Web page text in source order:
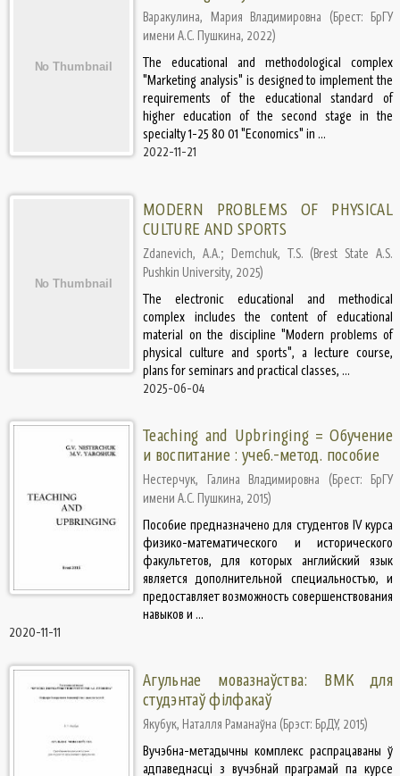
Варакулина, Мария Владимировна (Брест: БрГУ
имени А.С. Пушкина, 2022)
The educational and methodological complex
"Marketing analysis" is designed to implement the
requirements of the educational standard of
higher education of the second stage in the
specialty 1-25 80 01 "Economics" in ...
2022-11-21
MODERN PROBLEMS OF PHYSICAL
CULTURE AND SPORTS
Zdanevich, A.A.; Demchuk, T.S. (Brest State A.S.
Pushkin University, 2025)
The electronic educational and methodical
complex includes the content of educational
material on the discipline "Modern problems of
physical culture and sports", a lecture course,
plans for seminars and practical classes, ...
2025-06-04
Teaching and Upbringing = Обучение
и воспитание : учеб.-метод. пособие
Нестерчук, Галина Владимировна (Брест: БрГУ
имени А.С. Пушкина, 2015)
Пособие предназначено для студентов IV курса
физико-математического и исторического
факультетов, для которых английский язык
является дополнительной специальностью, и
предоставляет возможность совершенствования
навыков и ...
2020-11-11
Агульнае мовазнаўства: ВМК для
студэнтаў філфакаў
Якубук, Наталля Раманаўна (Брэст: БрДУ, 2015)
Вучэбна-метадычны комплекс распрацаваны ў
адпаведнасці з вучэбнай праграмай па курсе